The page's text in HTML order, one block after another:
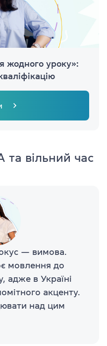
жодного уроку»:
та вільний час
— вимова.
мовлення до
адже в Україні
акценту.
над цим